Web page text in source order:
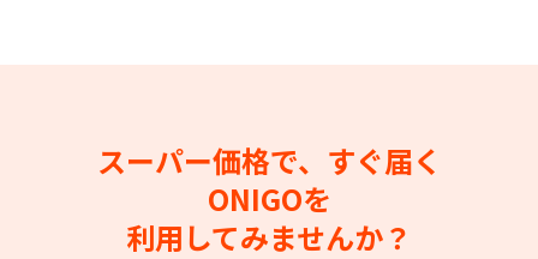
スーパー価格で、すぐ届く
ONIGOを
利用してみませんか？